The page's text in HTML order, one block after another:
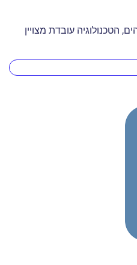
הטכנולוגיה עובדת מצויין